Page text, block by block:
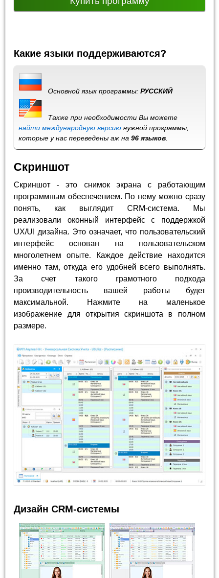
Какие языки поддерживаются?
Основной язык программы:РУССКИЙ
Также при необходимости Вы можете
найти международную версию нужной программы,
которые у нас переведены аж на96 языков
Скриншот
Скриншот - это снимок экрана с работающим
программным обеспечением. По нему можно сразу
понять, как выглядит CRM-система. Мы
реализовали оконный интерфейс с поддержкой
UX/UI дизайна. Это означает, что пользовательский
интерфейс основан на пользовательском
многолетнем опыте. Каждое действие находится
именно там, откуда его удобней всего выполнять.
За счет такого грамотного подхода
производительность вашей работы будет
максимальной. Нажмите на маленькое
изображение для открытия скриншота в полном
размере.
Дизайн CRM-системы